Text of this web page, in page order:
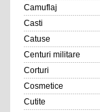
Camuflaj
Casti
Catuse
Centuri militare
Corturi
Cosmetice
Cutite